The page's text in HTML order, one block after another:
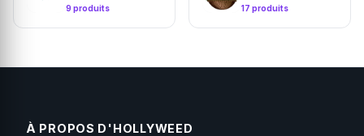
9 produits
17 produits
À PROPOS D'HOLLYWEED